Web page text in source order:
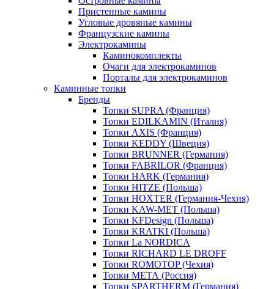
Пристенные камины
Угловые дровяные камины
Французские камины
Электрокамины
Каминокомплекты
Очаги для электрокаминов
Порталы для электрокаминов
Каминные топки
Бренды
Топки SUPRA (Франция)
Топки EDILKAMIN (Италия)
Топки AXIS (Франция)
Топки KEDDY (Швеция)
Топки BRUNNER (Германия)
Топки FABRILOR (Франция)
Топки HARK (Германия)
Топки HITZE (Польша)
Топки HOXTER (Германия-Чехия)
Топки KAW-MET (Польша)
Топки KFDesign (Польша)
Топки KRATKI (Польша)
Топки La NORDICA
Топки RICHARD LE DROFF
Топки ROMOTOP (Чехия)
Топки МЕТА (Россия)
Топки SPARTHERM (Германия)